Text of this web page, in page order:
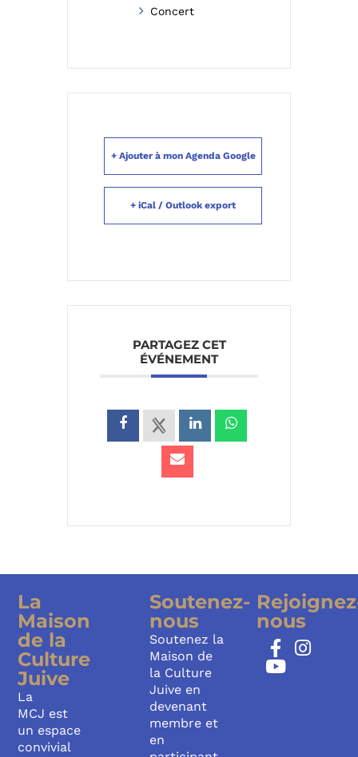
Concert
+ Ajouter à mon Agenda Google
+ iCal / Outlook export
PARTAGEZ CET
ÉVÉNEMENT
La
Maison
de la
Culture
Juive
La
MCJ est
un espace
convivial
Soutenez-
nous
Soutenez la
Maison de
la Culture
Juive en
devenant
membre et
en
nous